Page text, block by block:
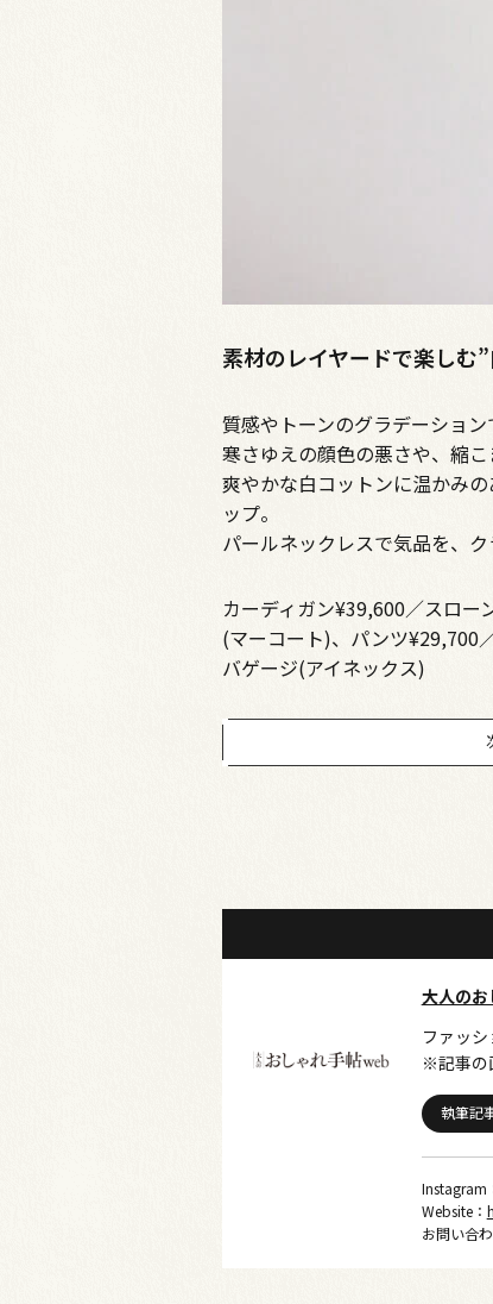
素材のレイヤードで楽しむ
質感やトーンのグラデーション
寒さゆえの顔色の悪さや、縮
爽やかな白コットンに温かみ
ップ。
パールネックレスで気品を、
カーディガン¥39,600／スロー
(マーコート)、パンツ¥29,700
バゲージ(アイネックス)
大人の
ファッ
※記事の
執筆記
Instagram
Website：
お問い合わ